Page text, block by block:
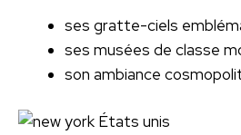
ses gratte-ciels
ses musées de classe
son ambiance